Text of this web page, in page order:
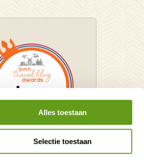
Alles toestaan
Selectie toestaan